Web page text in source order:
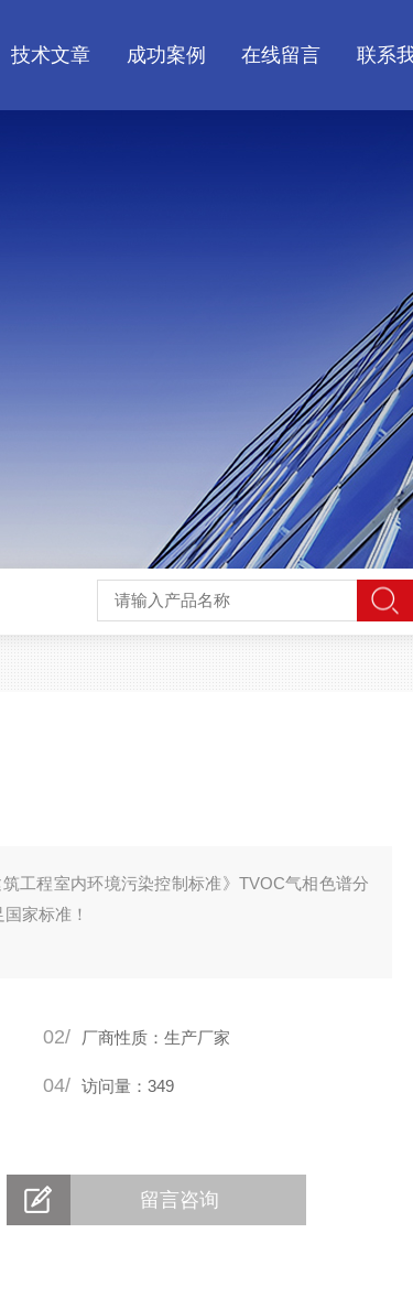
技术文章 成功案例 在线留言 联系
工程室内环境污染控制标准》TVOC气相色谱分
家标准！
02/ 厂商性质：生产厂家
04/ 访问量：349
留言咨询